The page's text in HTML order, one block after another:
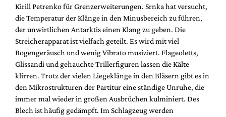
Kirill Petrenko für Grenzerweiterungen. Srnka hat versucht,
die Temperatur der Klänge in den Minusbereich zu führen,
der unwirtlichen Antarktis einen Klang zu geben. Die
Streicherapparat ist vielfach geteilt. Es wird mit viel
Bogengeräusch und wenig Vibrato musiziert. Flageoletts,
Glissandi und gehauchte Trillerfiguren lassen die Kälte
klirren. Trotz der vielen Liegeklänge in den Bläsern gibt es in
den Mikrostrukturen der Partitur eine ständige Unruhe, die
immer mal wieder in großen Ausbrüchen kulminiert. Des
Blech ist häufig gedämpft. Im Schlagzeug werden